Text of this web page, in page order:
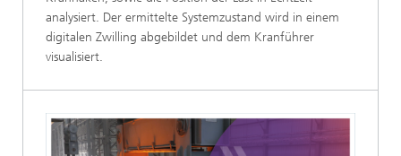
analysiert. Der ermittelte Systemzustand wird in einem
digitalen Zwilling abgebildet und dem Kranführer
visualisiert.